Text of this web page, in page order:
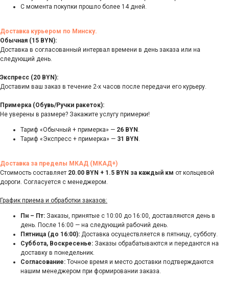
С момента покупки прошло более 14 дней.
Доставка курьером по Минску.
Обычная (15 BYN):
Доставка в согласованный интервал времени в день заказа или на
следующий день.
Экспресс (20 BYN):
Доставим ваш заказ в течение 2-х часов после передачи его курьеру.
Примерка (Обувь/Ручки ракеток):
Не уверены в размере? Закажите услугу примерки!
Тариф «Обычный + примерка» — 26 BYN
Тариф «Экспресс + примерка» — 31 BYN
Доставка за пределы МКАД (МКАД+)
Стоимость составляет 20.00 BYN + 1.5 BYN за каждый км от кольцевой
дороги. Согласуется с менеджером.
График приема и обработки заказов:
Пн – Пт: Заказы, принятые с 10:00 до 16:00, доставляются день в
день. После 16:00 — на следующий рабочий день.
Пятница (до 16:00): Доставка осуществляется в пятницу, субботу.
Суббота, Воскресенье: Заказы обрабатываются и передаются на
доставку в понедельник.
Согласование: Точное время и место доставки подтверждаются
нашим менеджером при формировании заказа.